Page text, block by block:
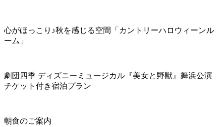
心がほっこり♪秋を感じる空間「カントリーハロウィーンル
ーム」
劇団四季 ディズニーミュージカル『美女と野獣』舞浜公演
チケット付き宿泊プラン
朝食のご案内